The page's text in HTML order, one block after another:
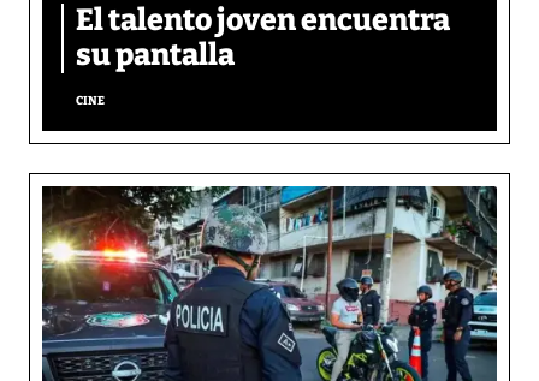
El talento joven encuentra
su pantalla​
CINE